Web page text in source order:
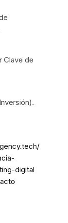
Clave de
digital